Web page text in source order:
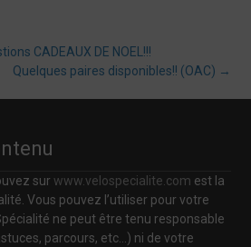
CADEAUX DE NOEL!!!
Quelques paires disponibles!! (OAC) →
surwww.velospecialite.com est la
Vous pouvez l’utiliser pour votre
ne peut être tenu responsable
parcours, etc…) ni de votre